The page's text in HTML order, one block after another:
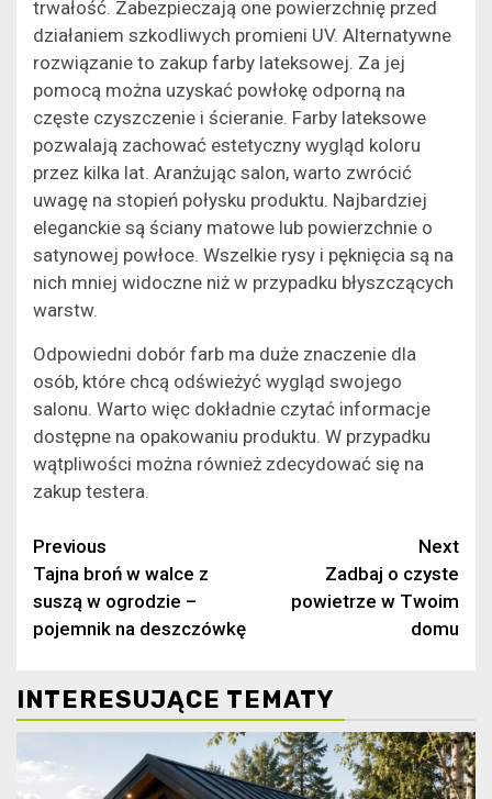
trwałość. Zabezpieczają one powierzchnię przed
działaniem szkodliwych promieni UV. Alternatywne
rozwiązanie to zakup farby lateksowej. Za jej
pomocą można uzyskać powłokę odporną na
częste czyszczenie i ścieranie. Farby lateksowe
pozwalają zachować estetyczny wygląd koloru
przez kilka lat. Aranżując salon, warto zwrócić
uwagę na stopień połysku produktu. Najbardziej
eleganckie są ściany matowe lub powierzchnie o
satynowej powłoce. Wszelkie rysy i pęknięcia są na
nich mniej widoczne niż w przypadku błyszczących
warstw.
Odpowiedni dobór farb ma duże znaczenie dla
osób, które chcą odświeżyć wygląd swojego
salonu. Warto więc dokładnie czytać informacje
dostępne na opakowaniu produktu. W przypadku
wątpliwości można również zdecydować się na
zakup testera.
Continue
Reading
Previous
Tajna broń w walce z
suszą w ogrodzie –
pojemnik na deszczówkę
Next
Zadbaj o czyste
powietrze w Twoim
domu
INTERESUJĄCE TEMATY